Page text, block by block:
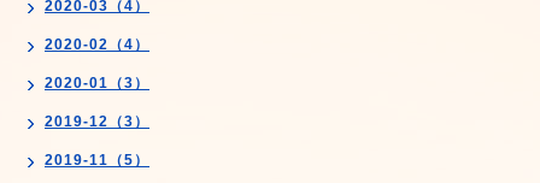
2020-03（4）
2020-02（4）
2020-01（3）
2019-12（3）
2019-11（5）